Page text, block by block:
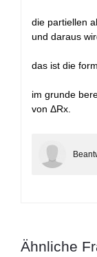
die partiellen
und daraus
das ist die
im grunde
von ΔRx.
Ähnliche